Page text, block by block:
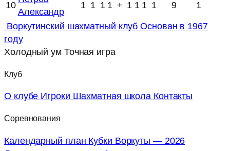
10
Александр
1 1 1 1 + 1 1 1 1 9
1
Воркутинский шахматный клубОснован в 1967
году
Холодный ум Точная игра
Клуб
О клубе Игроки Шахматная школа Контакты
Соревнования
Календарный план Кубки Воркуты — 2026